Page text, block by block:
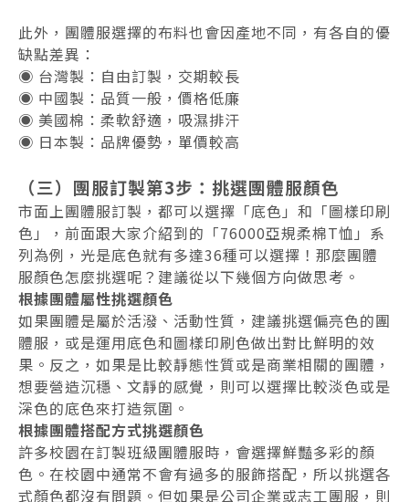
此外，團體服選擇的布料也會因產地不同，有各自的優
缺點差異：
◉ 台灣製：自由訂製，交期較長
◉ 中國製：品質一般，價格低廉
◉ 美國棉：柔軟舒適，吸濕排汗
◉ 日本製：品牌優勢，單價較高
（三）團服訂製第3步：挑選團體服顏色
市面上團體服訂製，都可以選擇「底色」和「圖樣印刷
色」，前面跟大家介紹到的「76000亞規柔棉T恤」系
列為例，光是底色就有多達36種可以選擇！那麼團體
服顏色怎麼挑選呢？建議從以下幾個方向做思考。
根據團體屬性挑選顏色
如果團體是屬於活潑、活動性質，建議挑選偏亮色的團
體服，或是運用底色和圖樣印刷色做出對比鮮明的效
果。反之，如果是比較靜態性質或是商業相關的團體，
想要營造沉穩、文靜的感覺，則可以選擇比較淡色或是
深色的底色來打造氛圍。
根據團體搭配方式挑選顏色
許多校園在訂製班級團體服時，會選擇鮮豔多彩的顏
色。在校園中通常不會有過多的服飾搭配，所以挑選各
式顏色都沒有問題。但如果是公司企業或志工團服，則